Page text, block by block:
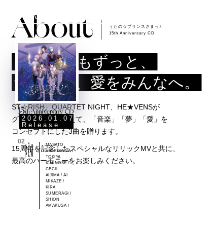
2026.01.07
Release
01
OTOYA
ITTOKI /
SYO
KURUSU /
REIJI
KOTOBUKI /
EIICHI
OTORI /
NAGI
MIKADO /
YAMATO
2026.01.07
Release
02
MASATO
HIJIRIKAWA /
TOKIYA
ICHINOSE /
CECIL
AIJIMA / AI
MIKAZE /
KIRA
SUMERAGI /
SHION
AMAKUSA /
2026.01.07
Release
03
NATSUKI
SHINOMIYA /
REN JINGUJI
/
RANMARU
KUROSAKI /
CAMUS /
EIJI OTORI /
VAN KIRYUIN
/
About
これからもずっと、
音楽、夢、愛をみんなへ。
ST☆RISH、QUARTET NIGHT、HE★VENSが
グループの枠を超えて、「音楽」「夢」「愛」を
コンセプトにした3曲を贈ります。
15周年を記念したスペシャルなリリックMVと共に、
最高のハーモニーをお楽しみください。